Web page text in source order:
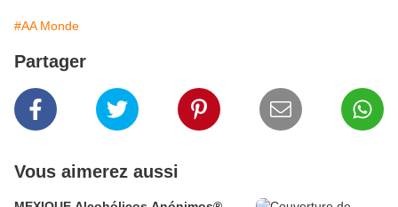
#AA Monde
Partager
Vous aimerez aussi